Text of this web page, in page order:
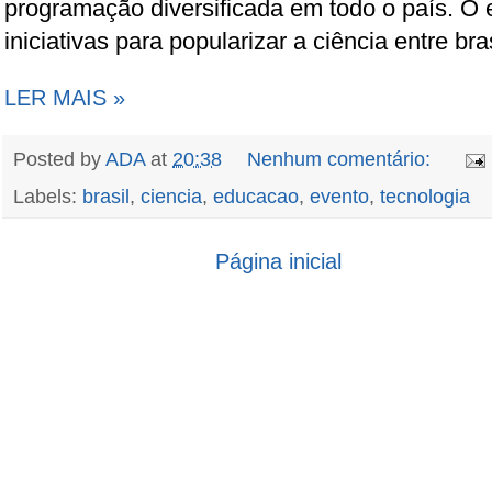
programação diversificada em todo o país. O
iniciativas para popularizar a ciência entre
LER MAIS »
Posted by ADA at 20:38
Nenhum comentário:
Labels: brasil, ciencia, educacao, evento, tecnologia
Página inicial